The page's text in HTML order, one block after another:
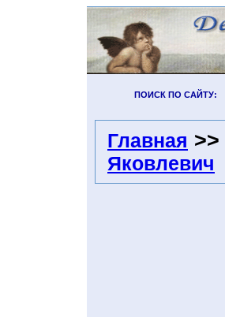
ПОИСК ПО САЙТУ:
Главная >>
Яковлевич